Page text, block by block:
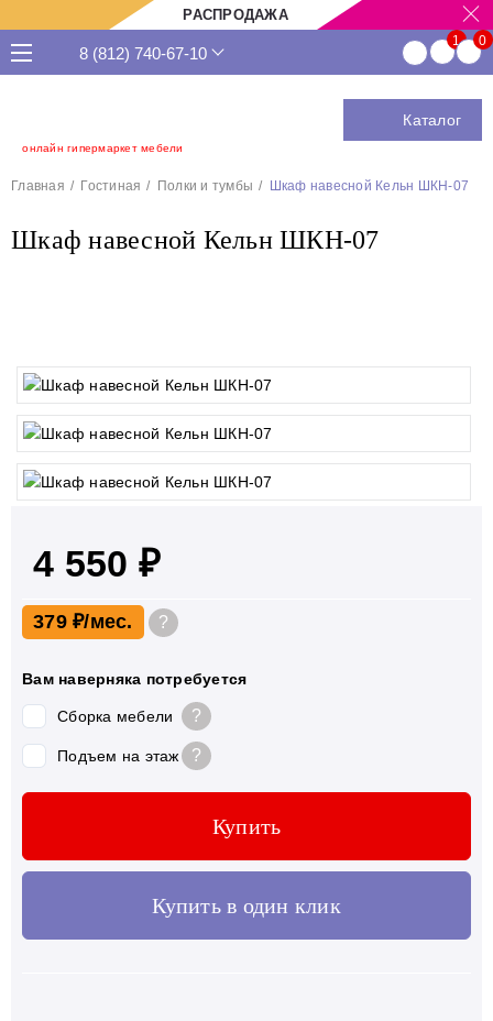
РАСПРОДАЖА
онлайн гипермаркет мебели
8 (812) 740-67-10
Каталог
Главная Гостиная Полки и тумбы Шкаф навесной Кельн ШКН-07
Шкаф навесной Кельн ШКН-07
4 550 ₽
379 ₽ ?
Вам наверняка потребуется
Сборка мебели ?
Подъем на этаж ?
Купить
Купить в один клик